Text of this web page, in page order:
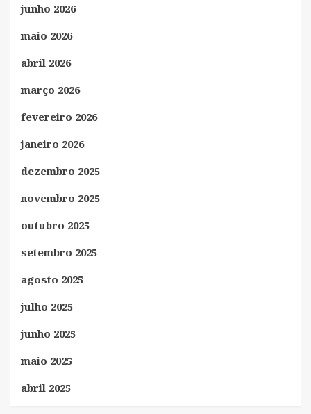
junho 2026
maio 2026
abril 2026
março 2026
fevereiro 2026
janeiro 2026
dezembro 2025
novembro 2025
outubro 2025
setembro 2025
agosto 2025
julho 2025
junho 2025
maio 2025
abril 2025